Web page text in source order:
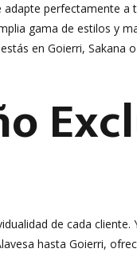
perfectamente a
gama de estilos y
en Goierri, Sakana
de cada cliente.
hasta Goierri,